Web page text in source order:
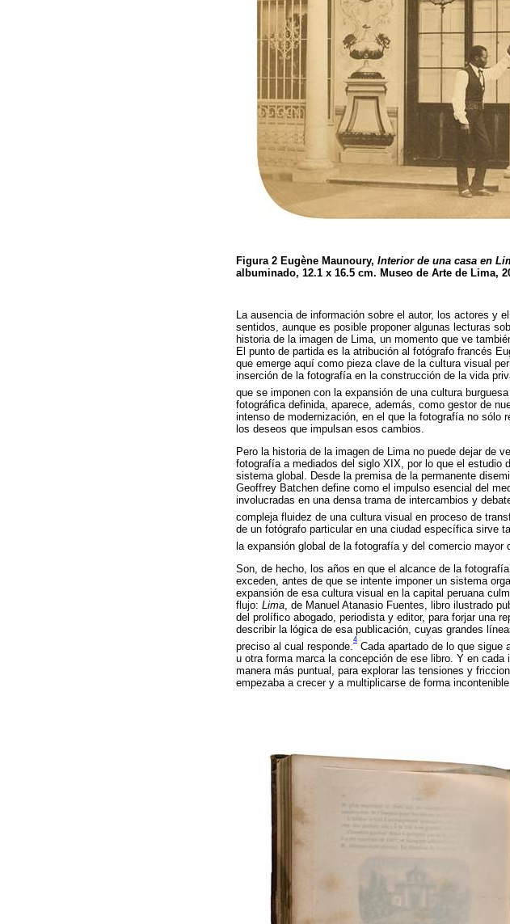
Figura 2 Eugène Maunoury, Interior de una casa en
albuminado, 12.1 x 16.5 cm. Museo de Arte de Lima,
La ausencia de información sobre el autor, los actores
sentidos, aunque es posible proponer algunas lecturas
historia de la imagen de Lima, un momento que ve
El punto de partida es la atribución al fotógrafo francés
que emerge aquí como pieza clave de la cultura visual
inserción de la fotografía en la construcción de la vida
que se imponen con la expansión de una cultura burguesa
fotográfica definida, aparece, además, como gestor de
intenso de modernización, en el que la fotografía no
los deseos que impulsan esos cambios.
Pero la historia de la imagen de Lima no puede dejar de
fotografía a mediados del siglo XIX, por lo que el estudio
sistema global. Desde la premisa de la permanente
Geoffrey Batchen define como el impulso esencial del
involucradas en una densa trama de intercambios y
compleja fluidez de una cultura visual en proceso de
de un fotógrafo particular en una ciudad específica sirve
la expansión global de la fotografía y del comercio mayor
Son, de hecho, los años en que el alcance de la
exceden, antes de que se intente imponer un sistema
expansión de esa cultura visual en la capital peruana
flujo: Lima, de Manuel Atanasio Fuentes, libro ilustrado
del prolífico abogado, periodista y editor, para forjar una
describir la lógica de esa publicación, cuyas grandes
preciso al cual responde.
4
Cada apartado de lo que sigue
u otra forma marca la concepción de ese libro. Y en
manera más puntual, para explorar las tensiones y
empezaba a crecer y a multiplicarse de forma